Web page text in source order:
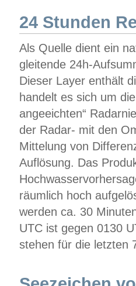
24 Stunden
Als Quelle dient ein
gleitende 24h-
Dieser Layer enthält
handelt es sich um
angeeichten“
der Radar- mit den
Mittelung von
Auflösung. Das
räumlich hoch
werden ca. 30
UTC ist gegen 0130
stehen für die letzten